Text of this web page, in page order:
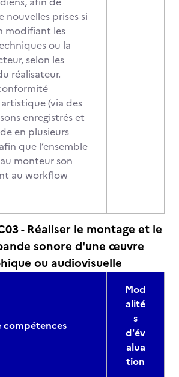
nouvelles prises si
modifiant les
ou la
selon les
réalisateur.
(via des
enregistrés et
en plusieurs
que l’ensemble
monteur son
au workflow
- Réaliser le montage et le
sonore d'une œuvre
ou audiovisuelle
compétences
Mod
alité
s
d'év
alua
tion